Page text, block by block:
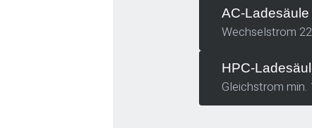
AC-Ladesäule
Wechselstrom
HPC-
Gleichstrom min.